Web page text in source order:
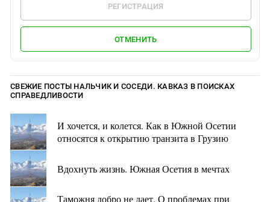
РЕГИСТРАЦИЯ
ОТМЕНИТЬ
СВЕЖИЕ ПОСТЫ НАЛЬЧИК И СОСЕДИ. КАВКАЗ В ПОИСКАХ
СПРАВЕДЛИВОСТИ
И хочется, и колется. Как в Южной Осетии
относятся к открытию транзита в Грузию
Вдохнуть жизнь. Южная Осетия в мечтах
Таможня добро не дает. О проблемах при